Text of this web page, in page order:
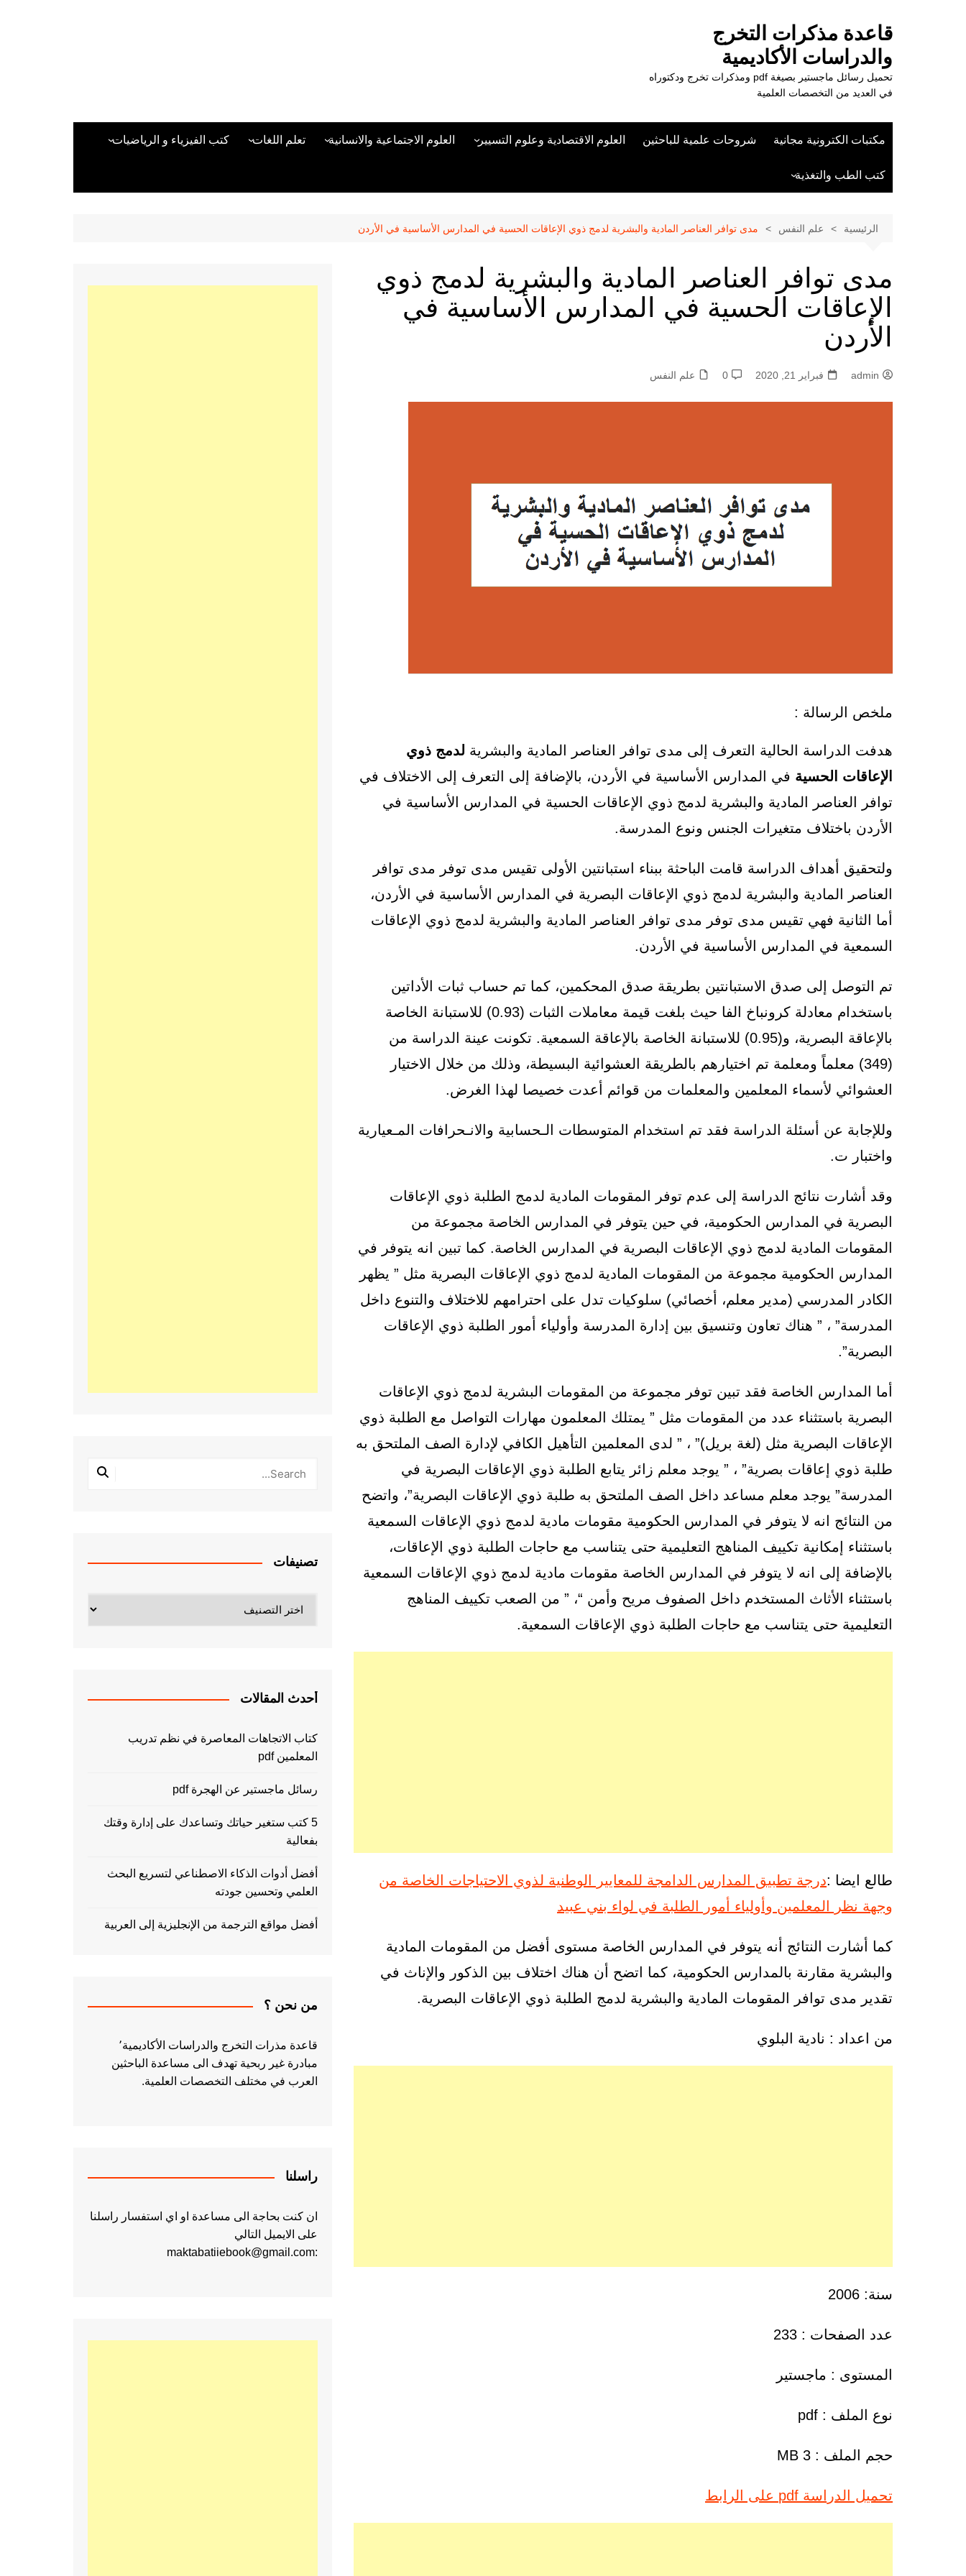
قاعدة مذكرات التخرج
والدراسات الأكاديمية
تحميل رسائل ماجستير بصيغة pdf ومذكرات تخرج ودكتوراه
في العديد من التخصصات العلمية
مكتبات الكترونية مجانية شروحات علمية للباحثين العلوم الاقتصادية وعلوم التسيير
علوم الادارة والموارد البشرية
العلوم الاجتماعية والانسانية
علم النفس
منهجية البحث العلمي
علم المكتبات
التنمية البشرية وتطوير الذات
تعلم اللغات
تعلم اللغة التركية
كتب الفيزياء و الرياضيات
كتب لغات البرمجة
كتب الطب والتغذية
الرئيسية علم النفس مدى توافر العناصر المادية والبشرية لدمج ذوي الإعاقات الحسية في المدارس الأساسية في الأردن
مدى توافر العناصر المادية والبشرية لدمج ذوي
الإعاقات الحسية في المدارس الأساسية في
الأردن
admin فبراير 21, 2020 0 علم النفس
ملخص الرسالة :
هدفت الدراسة الحالية التعرف إلى مدى توافر العناصر المادية والبشرية لدمج ذوي
الإعاقات الحسية في المدارس الأساسية في الأردن، بالإضافة إلى التعرف إلى الاختلاف في
توافر العناصر المادية والبشرية لدمج ذوي الإعاقات الحسية في المدارس الأساسية في
الأردن باختلاف متغيرات الجنس ونوع المدرسة.
ولتحقيق أهداف الدراسة قامت الباحثة ببناء استبانتين الأولى تقيس مدى توفر مدى توافر
العناصر المادية والبشرية لدمج ذوي الإعاقات البصرية في المدارس الأساسية في الأردن،
أما الثانية فهي تقيس مدى توفر مدى توافر العناصر المادية والبشرية لدمج ذوي الإعاقات
السمعية في المدارس الأساسية في الأردن.
تم التوصل إلى صدق الاستبانتين بطريقة صدق المحكمين، كما تم حساب ثبات الأداتين
باستخدام معادلة كرونباخ الفا حيث بلغت قيمة معاملات الثبات (0.93) للاستبانة الخاصة
بالإعاقة البصرية، و(0.95) للاستبانة الخاصة بالإعاقة السمعية. تكونت عينة الدراسة من
(349) معلماً ومعلمة تم اختيارهم بالطريقة العشوائية البسيطة، وذلك من خلال الاختيار
العشوائي لأسماء المعلمين والمعلمات من قوائم أعدت خصيصا لهذا الغرض.
وللإجابة عن أسئلة الدراسة فقد تم استخدام المتوسطات الـحسابية والانـحرافات المـعيارية
واختبار ت.
وقد أشارت نتائج الدراسة إلى عدم توفر المقومات المادية لدمج الطلبة ذوي الإعاقات
البصرية في المدارس الحكومية، في حين يتوفر في المدارس الخاصة مجموعة من
المقومات المادية لدمج ذوي الإعاقات البصرية في المدارس الخاصة. كما تبين انه يتوفر في
المدارس الحكومية مجموعة من المقومات المادية لدمج ذوي الإعاقات البصرية مثل ” يظهر
الكادر المدرسي (مدير معلم، أخصائي) سلوكيات تدل على احترامهم للاختلاف والتنوع داخل
المدرسة” ، ” هناك تعاون وتنسيق بين إدارة المدرسة وأولياء أمور الطلبة ذوي الإعاقات
البصرية”.
أما المدارس الخاصة فقد تبين توفر مجموعة من المقومات البشرية لدمج ذوي الإعاقات
البصرية باستثناء عدد من المقومات مثل ” يمتلك المعلمون مهارات التواصل مع الطلبة ذوي
الإعاقات البصرية مثل (لغة بريل)” ، ” لدى المعلمين التأهيل الكافي لإدارة الصف الملتحق به
طلبة ذوي إعاقات بصرية” ، ” يوجد معلم زائر يتابع الطلبة ذوي الإعاقات البصرية في
المدرسة” يوجد معلم مساعد داخل الصف الملتحق به طلبة ذوي الإعاقات البصرية”، واتضح
من النتائج انه لا يتوفر في المدارس الحكومية مقومات مادية لدمج ذوي الإعاقات السمعية
باستثناء إمكانية تكييف المناهج التعليمية حتى يتناسب مع حاجات الطلبة ذوي الإعاقات،
بالإضافة إلى انه لا يتوفر في المدارس الخاصة مقومات مادية لدمج ذوي الإعاقات السمعية
باستثناء الأثاث المستخدم داخل الصفوف مريح وأمن “، ” من الصعب تكييف المناهج
التعليمية حتى يتناسب مع حاجات الطلبة ذوي الإعاقات السمعية.
طالع ايضا :درجة تطبيق المدارس الدامجة للمعايير الوطنية لذوي الاحتياجات الخاصة من
وجهة نظر المعلمين وأولياء أمور الطلبة في لواء بني عبيد
كما أشارت النتائج أنه يتوفر في المدارس الخاصة مستوى أفضل من المقومات المادية
والبشرية مقارنة بالمدارس الحكومية، كما اتضح أن هناك اختلاف بين الذكور والإناث في
تقدير مدى توافر المقومات المادية والبشرية لدمج الطلبة ذوي الإعاقات البصرية.
من اعداد : نادية البلوي
سنة: 2006
عدد الصفحات : 233
المستوى : ماجستير
نوع الملف : pdf
حجم الملف : 3 MB
تحميل الدراسة pdf على الرابط
تصنيفات
أحدث المقالات
كتاب الاتجاهات المعاصرة في نظم تدريب
المعلمين pdf
رسائل ماجستير عن الهجرة pdf
5 كتب ستغير حياتك وتساعدك على إدارة وقتك
بفعالية
أفضل أدوات الذكاء الاصطناعي لتسريع البحث
العلمي وتحسين جودته
أفضل مواقع الترجمة من الإنجليزية إلى العربية
من نحن ؟
قاعدة مذرات التخرج والدراسات الأكاديمية٬
مبادرة غير ربحية تهدف الى مساعدة الباحثين
العرب في مختلف التخصصات العلمية.
راسلنا
ان كنت بحاجة الى مساعدة او اي استفسار راسلنا
على الايميل التالي
:maktabatiiebook@gmail.com